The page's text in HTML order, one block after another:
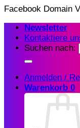
Facebook Domain
Newsletter
Kontaktiere
Suchen nach:
Anmelden /
Warenkorb 0